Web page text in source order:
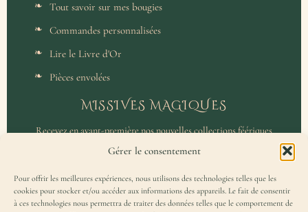
Gérer le consentement
Pour offrir les meilleures expériences, nous utilisons des technologies telles que les
cookies pour stocker et/ou accéder aux informations des appareils. Le fait de consentir
à ces technologies nous permettra de traiter des données telles que le comportement de
Tout savoir sur mes bougies
Commandes personnalisées
Lire le Livre d'Or
Pièces envolées
MISSIVES MAGIQUES
Recevez en avant-première nos nouvelles collections féériques
et un accès privilégié aux coulisses de l'atelier.